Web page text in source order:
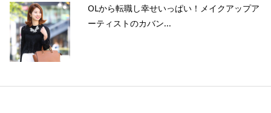
OLから転職し幸せいっぱい！メイクアップア
ーティストのカバン...